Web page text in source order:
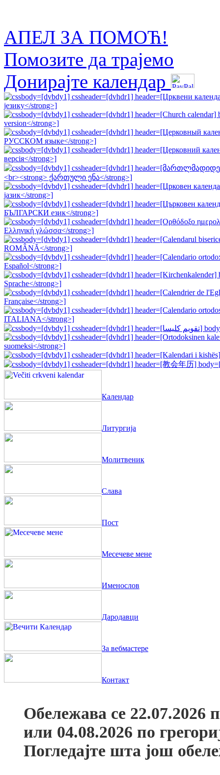
АПЕЛ ЗА ПОМОЋ!
Помозите да трајемо
Донирајте календар
Календар
Литургија
Молитвеник
Слава
Пост
Месечеве мене
Именослов
Дародавци
За вебмастере
Контакт
Обележава се 22.07.2026
или 04.08.2026 по
Погледајте шта још